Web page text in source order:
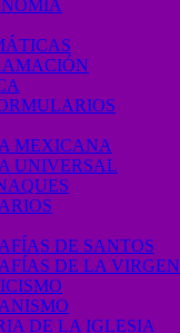
MEXICANA
UNIVERSAL
DE SANTOS
DE LA VIRGEN
DE LA IGLESIA